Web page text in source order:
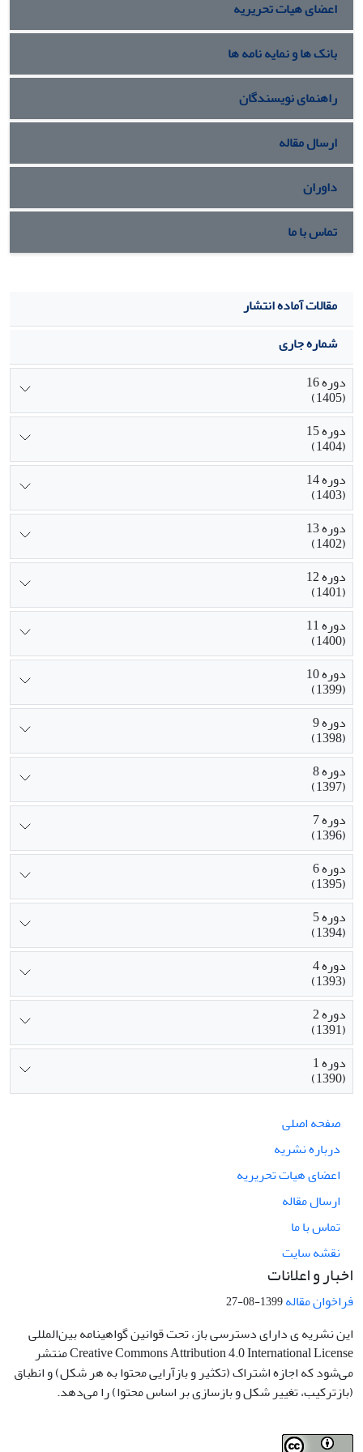
اعضای هیات تحریریه
بانک ها و نمایه نامه ها
راهنمای نویسندگان
ارسال مقاله
داوران
تماس با ما
مقالات آماده انتشار
شماره جاری
دوره 16
(1405)
دوره 15
(1404)
دوره 14
(1403)
دوره 13
(1402)
دوره 12
(1401)
دوره 11
(1400)
دوره 10
(1399)
دوره 9
(1398)
دوره 8
(1397)
دوره 7
(1396)
دوره 6
(1395)
دوره 5
(1394)
دوره 4
(1393)
دوره 2
(1391)
دوره 1
(1390)
صفحه اصلی
درباره نشریه
اعضای هیات تحریریه
ارسال مقاله
تماس با ما
نقشه سایت
اخبار و اعلانات
فراخوان مقاله1399-08-27
این نشریه ی دارای دسترسی باز، تحت قوانین گواهینامه بین‌المللی
Creative Commons Attribution 4.0 International License منتشر
می‌شود که اجازه اشتراک (تکثیر و بازآرایی محتوا به هر شکل) و انطباق
(بازترکیب، تغییر شکل و بازسازی بر اساس محتوا) را می‌دهد.